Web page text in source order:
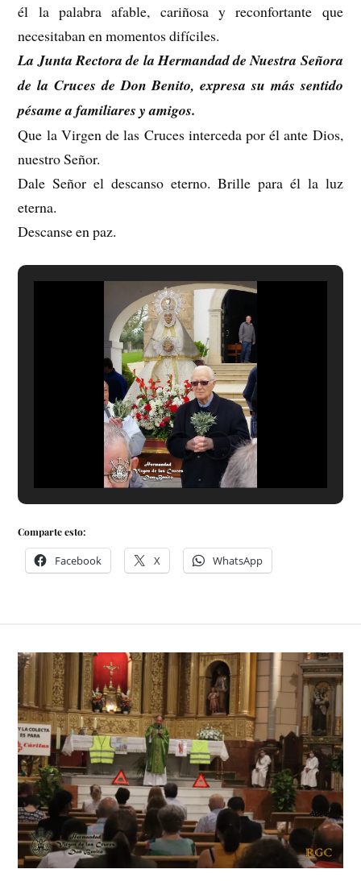
él la palabra afable, cariñosa y reconfortante que
necesitaban en momentos difíciles.
La Junta Rectora de la Hermandad de Nuestra Señora
de la Cruces de Don Benito, expresa su más sentido
pésame a familiares y amigos.
Que la Virgen de las Cruces interceda por él ante Dios,
nuestro Señor.
Dale Señor el descanso eterno. Brille para él la luz
eterna.
Descanse en paz.
Comparte esto:
Facebook X WhatsApp